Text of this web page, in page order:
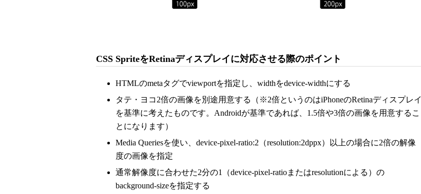
CSS SpriteをRetinaディスプレイに対応させる際のポイント
HTMLのmetaタグでviewportを指定し、widthをdevice-widthにする
タテ・ヨコ2倍の画像を別途用意する（※2倍というのはiPhoneのRetinaディスプレイ
を基準に考えたものです。Androidが基準であれば、1.5倍や3倍の画像を用意するこ
とになります）
Media Queriesを使い、device-pixel-ratio:2（resolution:2dppx）以上の場合に2倍の解像
度の画像を指定
通常解像度に合わせた2分の1（device-pixel-ratioまたはresolutionによる）の
background-sizeを指定する